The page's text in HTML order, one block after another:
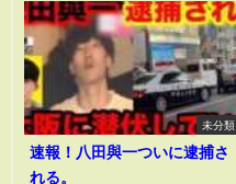
未分類
速報！八田與一ついに逮捕さ
れる。